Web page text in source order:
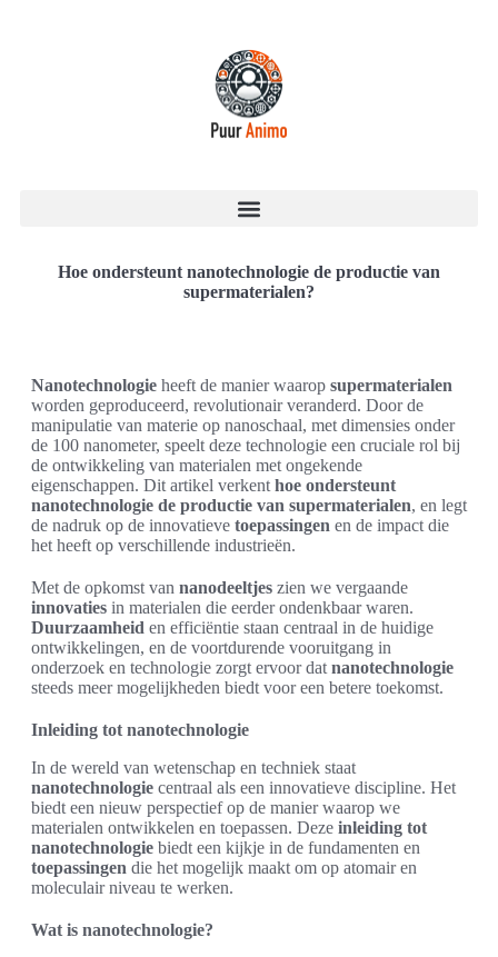
Hoe ondersteunt nanotechnologie de productie van
supermaterialen?
Nanotechnologie heeft de manier waarop supermaterialen
worden geproduceerd, revolutionair veranderd. Door de
manipulatie van materie op nanoschaal, met dimensies onder
de 100 nanometer, speelt deze technologie een cruciale rol bij
de ontwikkeling van materialen met ongekende
eigenschappen. Dit artikel verkent hoe ondersteunt
nanotechnologie de productie van supermaterialen, en legt
de nadruk op de innovatieve toepassingen en de impact die
het heeft op verschillende industrieën.
Met de opkomst van nanodeeltjes zien we vergaande
innovaties in materialen die eerder ondenkbaar waren.
Duurzaamheid en efficiëntie staan centraal in de huidige
ontwikkelingen, en de voortdurende vooruitgang in
onderzoek en technologie zorgt ervoor dat nanotechnologie
steeds meer mogelijkheden biedt voor een betere toekomst.
Inleiding tot nanotechnologie
In de wereld van wetenschap en techniek staat
nanotechnologie centraal als een innovatieve discipline. Het
biedt een nieuw perspectief op de manier waarop we
materialen ontwikkelen en toepassen. Deze inleiding tot
nanotechnologie biedt een kijkje in de fundamenten en
toepassingen die het mogelijk maakt om op atomair en
moleculair niveau te werken.
Wat is nanotechnologie?